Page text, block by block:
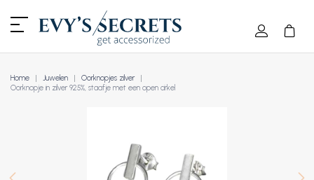
Home Juwelen
Oorknopjes zilver
Oorknopje in zilver 925%, staafje met een open cirkel